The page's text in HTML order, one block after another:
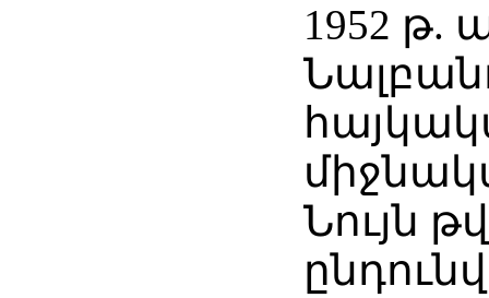
1952 թ.
Նույն